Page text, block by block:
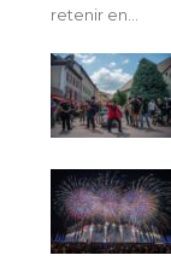
retenir en...